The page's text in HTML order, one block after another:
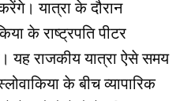
यात्रा के दौरान
के राष्ट्रपति पीटर
यह राजकीय यात्रा ऐसे समय
के बीच व्यापारिक